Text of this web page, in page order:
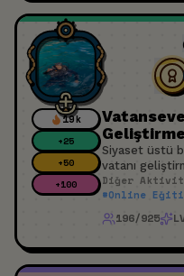
19k
+25
+50
+100
Siyaset üstü
vatanı
burada
Üzüldüğümüz
Oluruna
ve sükûnu
Diğer
#Online
196/925